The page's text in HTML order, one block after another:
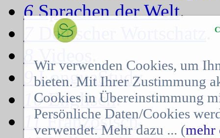
6Sprachen der Welt.
Deutscher Wortschatz
8 Videos
9LonguaStudy.
10Englisch.
11Französisch.
Wir verwenden Cookies, um
bieten. Mit Ihrer Zustimmung
Cookies in Übereinstimmung
Persönliche Daten/Cookies
verwendet. Mehr dazu ... (mehr